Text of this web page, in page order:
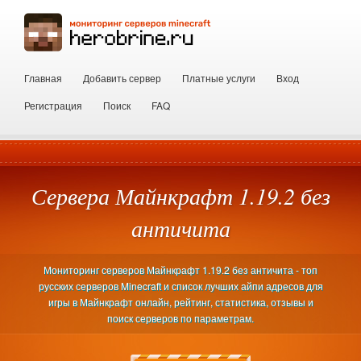
Главная Добавить сервер Платные услуги
Вход
Регистрация
Поиск FAQ
Сервера Майнкрафт 1.19.2 без
античита
Мониторинг серверов Майнкрафт 1.19.2 без античита - топ
русских серверов Minecraft и список лучших айпи адресов для
игры в Майнкрафт онлайн, рейтинг, статистика, отзывы и
поиск серверов по параметрам.